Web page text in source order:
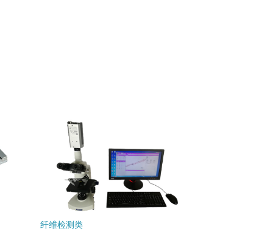
纤维检测类